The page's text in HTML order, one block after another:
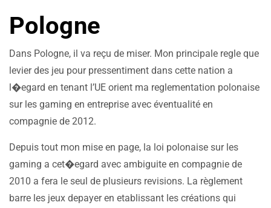
Pologne
Dans Pologne, il va reçu de miser. Mon principale regle que
levier des jeu pour pressentiment dans cette nation a
l�egard en tenant l’UE orient ma reglementation polonaise
sur les gaming en entreprise avec éventualité en
compagnie de 2012.
Depuis tout mon mise en page, la loi polonaise sur les
gaming a cet�egard avec ambiguite en compagnie de
2010 a fera le seul de plusieurs revisions. La règlement
barre les jeux depayer en etablissant les créations qui